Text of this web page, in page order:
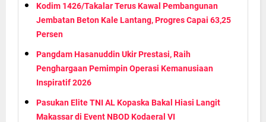
Kodim 1426/Takalar Terus Kawal Pembangunan
Jembatan Beton Kale Lantang, Progres Capai 63,25
Persen
Pangdam Hasanuddin Ukir Prestasi, Raih
Penghargaan Pemimpin Operasi Kemanusiaan
Inspiratif 2026
Pasukan Elite TNI AL Kopaska Bakal Hiasi Langit
Makassar di Event NBOD Kodaeral VI